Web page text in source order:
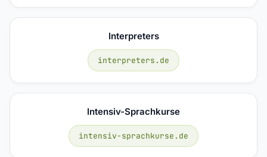
Interpreters
interpreters.de
Intensiv-Sprachkurse
intensiv-sprachkurse.de